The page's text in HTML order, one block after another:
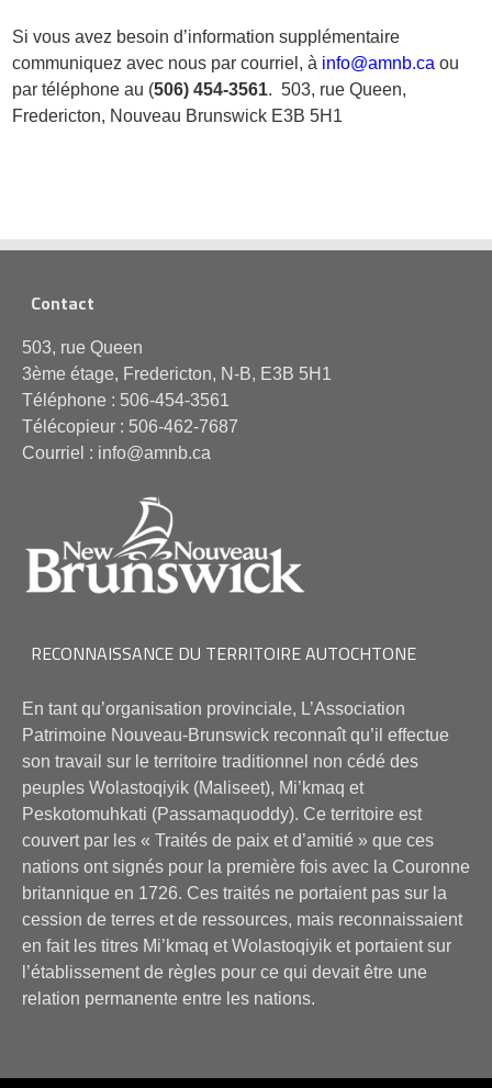
Si vous avez besoin d’information supplémentaire
communiquez avec nous par courriel, à info@amnb.caou
par téléphone au (506) 454-3561. 503, rue Queen,
Fredericton, Nouveau Brunswick E3B 5H1
Contact
503, rue Queen
3ème étage, Fredericton, N-B, E3B 5H1
Téléphone : 506-454-3561
Télécopieur : 506-462-7687
Courriel : info@amnb.ca
RECONNAISSANCE DU TERRITOIRE AUTOCHTONE
En tant qu’organisation provinciale, L’Association
Patrimoine Nouveau-Brunswick reconnaît qu’il effectue
son travail sur le territoire traditionnel non cédé des
peuples Wolastoqiyik (Maliseet), Mi’kmaq et
Peskotomuhkati (Passamaquoddy). Ce territoire est
couvert par les « Traités de paix et d’amitié » que ces
nations ont signés pour la première fois avec la Couronne
britannique en 1726. Ces traités ne portaient pas sur la
cession de terres et de ressources, mais reconnaissaient
en fait les titres Mi’kmaq et Wolastoqiyik et portaient sur
l’établissement de règles pour ce qui devait être une
relation permanente entre les nations.